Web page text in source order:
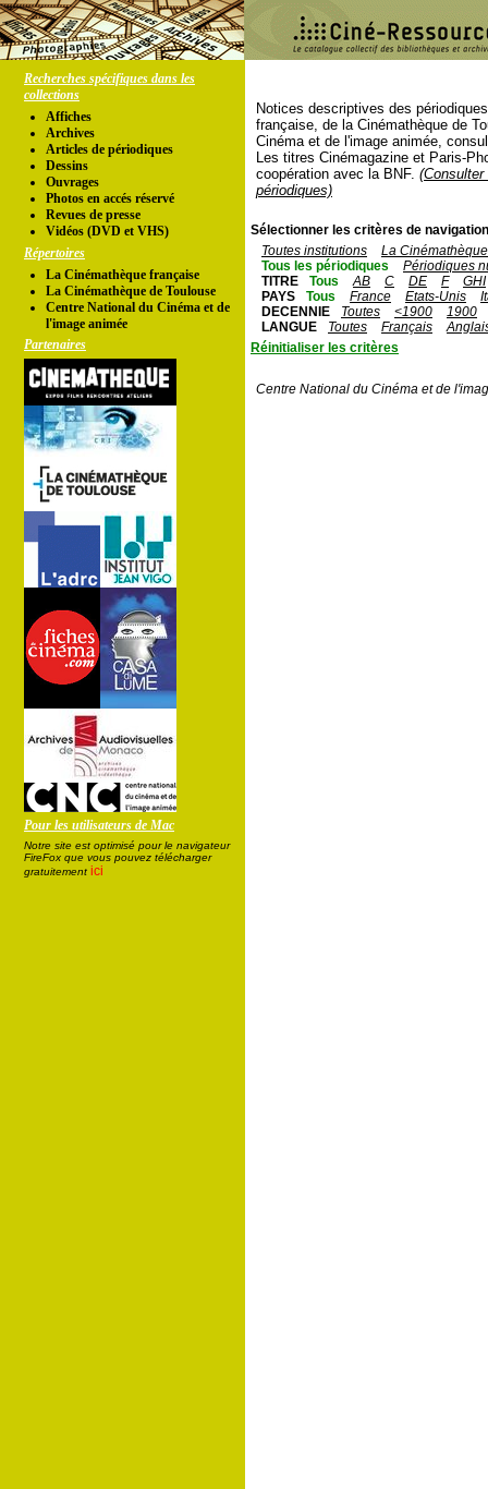
Recherches spécifiques dans les
collections
Affiches
Archives
Articles de périodiques
Dessins
Ouvrages
Photos en accés réservé
Revues de presse
Vidéos (DVD et VHS)
Répertoires
La Cinémathèque française
La Cinémathèque de Toulouse
Centre National du Cinéma et de
l'image animée
Partenaires
Pour les utilisateurs de Mac
Notre site est optimisé pour le navigateur
FireFox que vous pouvez télécharger
gratuitement ici
Notices descriptives des
française, de la Cinémathèque de
Cinéma et de l'image animée,
Les titres Cinémagazine et Paris-
coopération avec la BNF.
périodiques)
Sélectionner les critères de
Toutes institutions
La
Tous les périodiques
Périodiques
TITRE
Tous AB C DE F
GHI
PAYS
Tous France Etats-Unis
DECENNIE
Toutes <1900
1900
LANGUE
Toutes Français
Réinitialiser les critères
Centre National du Cinéma et de